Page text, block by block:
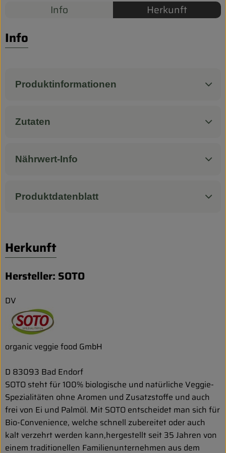
Pferdepension & Reitbetrieb
Firmenkunden
Info Herkunft
Info
Produktinformationen
Zutaten
Nährwert-Info
Produktdatenblatt
Herkunft
Hersteller: SOTO
DV
organic veggie food GmbH
D 83093 Bad Endorf
SOTO steht für 100% biologische und natürliche Veggie-
Spezialitäten ohne Aromen und Zusatzstoffe und auch
frei von Ei und Palmöl. Mit SOTO entscheidet man sich für
Bio-Convenience, welche schnell zubereitet oder auch
kalt verzehrt werden kann,hergestellt seit 35 Jahren von
einem traditionellen Familienunternehmen aus dem